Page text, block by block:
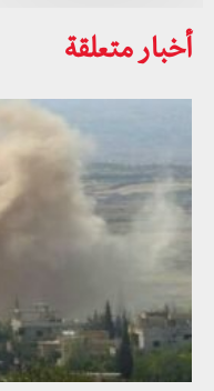
أخبار متعلقة